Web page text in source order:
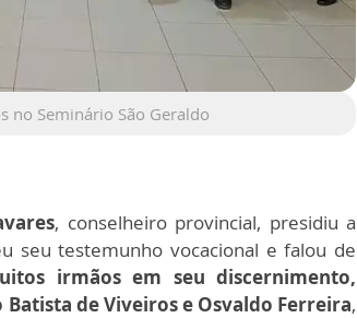
no Seminário São Geraldo
, conselheiro provincial, presidiu a
seu testemunho vocacional e falou de
irmãos em seu discernimento,
de Viveiros e Osvaldo Ferreira,